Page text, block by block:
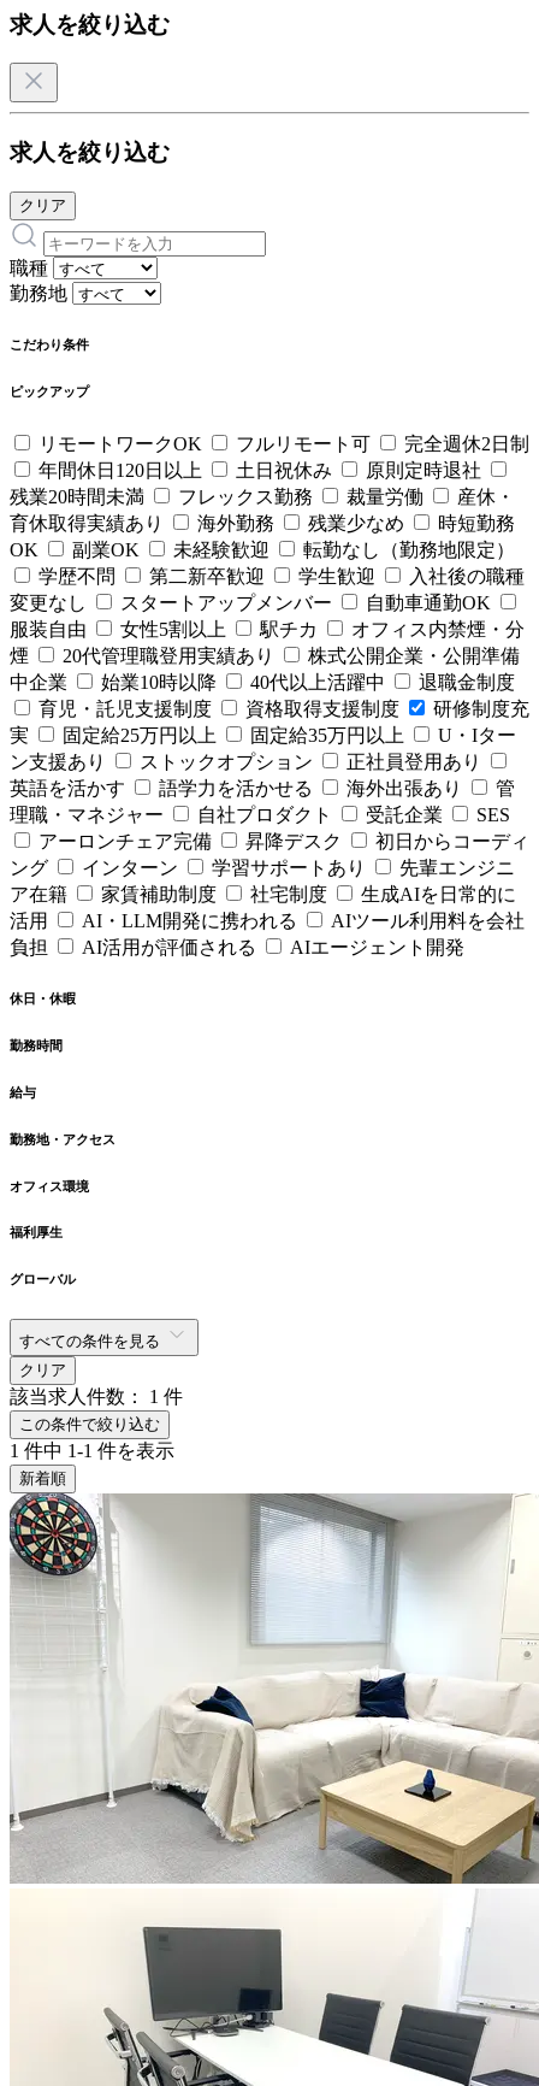
求人を絞り込む
求人を絞り込む
クリア
職種
勤務地
こだわり条件
ピックアップ
リモートワークOK フルリモート可
完全週休2日制
年間休日120日以上
土日祝休み
原則定時退社
残業20時間未満
フレックス勤務 裁量労働
産休・
育休取得実績あり
海外勤務 残業少なめ
時短勤務
OK
副業OK 未経験歓迎
転勤なし（勤務地限定）
学歴不問
第二新卒歓迎 学生歓迎
入社後の職種
変更なし
スタートアップメンバー
自動車通勤OK
服装自由
女性5割以上 駅チカ
オフィス内禁煙・分
煙
20代管理職登用実績あり
株式公開企業・公開準備
中企業
始業10時以降 40代以上活躍中
退職金制度
育児・託児支援制度
資格取得支援制度
研修制度充
実
固定給25万円以上 固定給35万円以上
U・Iター
ン支援あり
ストックオプション
正社員登用あり
英語を活かす
語学力を活かせる 海外出張あり
管
理職・マネジャー
自社プロダクト 受託企業
SES
アーロンチェア完備
昇降デスク
初日からコーディ
ング
インターン 学習サポートあり
先輩エンジニ
ア在籍
家賃補助制度 社宅制度
生成AIを日常的に
活用
AI・LLM開発に携われる
AIツール利用料を会社
負担
AI活用が評価される AIエージェント開発
休日・休暇
勤務時間
給与
勤務地・アクセス
オフィス環境
福利厚生
グローバル
すべての条件を見る
クリア
該当求人件数： 1 件
この条件で絞り込む
1 件中 1-1 件を表示
新着順